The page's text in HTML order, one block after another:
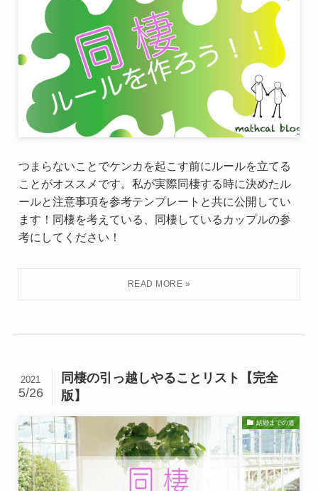
つまらないことでケンカを起こす前にルールを立てる
ことがオススメです。私が実際同棲する時に決めたル
ールと注意事項を参考テンプレートと共に公開してい
ます！同棲を考えている、同棲しているカップルの参
考にしてください！
同棲の引っ越しやることリスト【完全
版】
2021
5/26
結婚までの道